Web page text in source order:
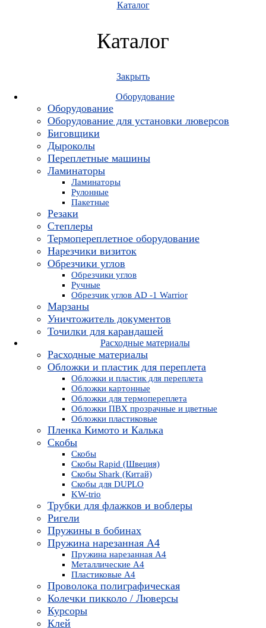
Каталог
Каталог
Закрыть
Оборудование
Оборудование
Оборудование для установки люверсов
Биговщики
Дыроколы
Переплетные машины
Ламинаторы
Ламинаторы
Рулонные
Пакетные
Резаки
Степлеры
Термопереплетное оборудование
Нарезчики визиток
Обрезчики углов
Обрезчики углов
Ручные
Обрезчик углов AD -1 Warrior
Марзаны
Уничтожитель документов
Точилки для карандашей
Расходные материалы
Расходные материалы
Обложки и пластик для переплета
Обложки и пластик для переплета
Обложки картонные
Обложки для термопереплета
Обложки ПВХ прозрачные и цветные
Обложки пластиковые
Пленка Кимото и Калька
Скобы
Скобы
Скобы Rapid (Швеция)
Скобы Shark (Китай)
Скобы для DUPLO
KW-trio
Трубки для флажков и воблеры
Ригели
Пружины в бобинах
Пружина нарезанная А4
Пружина нарезанная А4
Металлические А4
Пластиковые А4
Проволока полиграфическая
Колечки пикколо / Люверсы
Курсоры
Клей